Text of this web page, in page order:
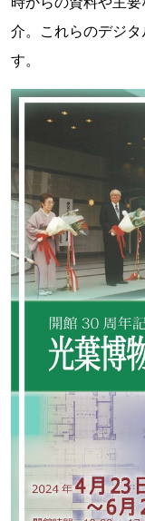
介。これらのデジ
す。